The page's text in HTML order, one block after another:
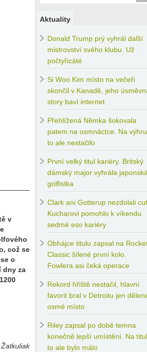
v
což se
o
dny za
Aktuality
Donald Trump prý vyhrál další
mistrovství svého klubu. Už
počtyřicáté
Si Woo Kim místo na večeři
skončil v Kanadě, jeho
story baví internet
Přehlížená Němka šokovala
patem na osmnáctce. Na výhru
to ale nestačilo
První velký titul kariéry. Britský
dámský major vyhrála
golfistka
Clark ani Gotterup nezdolali
Kucharovi pomohlo k víkendu
sedmé eso kariéry
Obhájce titulu zapsal na
Classic šílené první kolo.
Fowlera asi čeká operace
Rekord hřiště nestačil, hlavní
favorit bral v Detroitu jen
osmé místo
Riley zapsal po době temna
konečně lepší umístění. Na titul
to ale bylo málo